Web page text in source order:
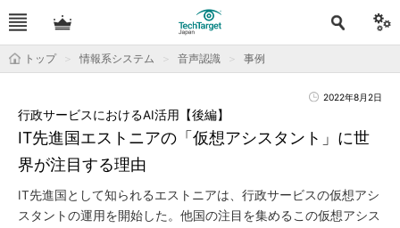
トップ 情報系システム 音声認識 事例
2022年8月2日
IT先進国エストニアの「仮想アシスタント」に世
界が注目する理由
行政サービスにおけるAI活用【後編】
IT先進国として知られるエストニアは、行政サービスの仮想アシ
スタントの運用を開始した。他国の注目を集めるこの仮想アシス